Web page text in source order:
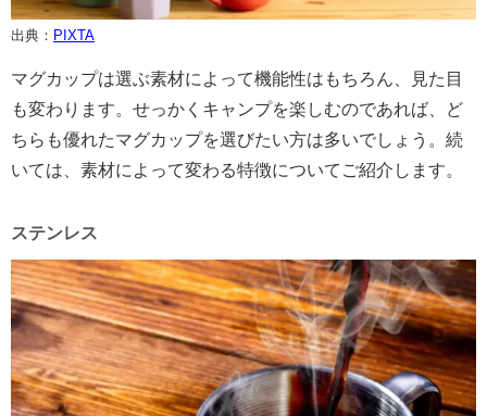
出典： PIXTA
マグカップは選ぶ素材によって機能性はもちろん、見た目
も変わります。せっかくキャンプを楽しむのであれば、ど
ちらも優れたマグカップを選びたい方は多いでしょう。続
いては、素材によって変わる特徴についてご紹介します。
ステンレス